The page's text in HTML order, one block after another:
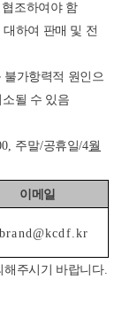
조하여야 함
하여 판매 및 전
불가항력적 원인으
될 수 있음
주말/공휴일/4월
이메일
해주시기 바랍니다.